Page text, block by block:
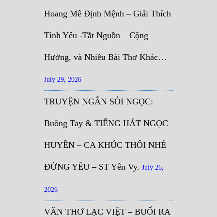
Hoang Mê Định Mệnh – Giải Thích
Tình Yêu -Tắt Nguồn – Cộng
Hưởng, và Nhiều Bài Thơ Khác…
July 29, 2026
TRUYỆN NGẮN SỎI NGỌC:
Buông Tay & TIẾNG HÁT NGỌC
HUYỀN – CA KHÚC THÔI NHÉ
ĐỪNG YÊU – ST Yên Vy. July 26,
2026
VĂN THƠ LẠC VIỆT – BUỔI RA